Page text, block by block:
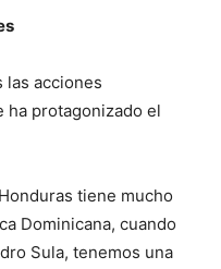
las acciones
ha protagonizado el
tiene mucho
Dominicana, cuando
Sula, tenemos una